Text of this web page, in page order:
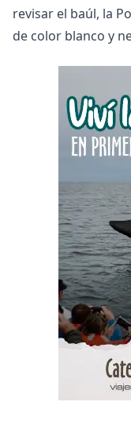
revisar el baúl, la
de color blanco y